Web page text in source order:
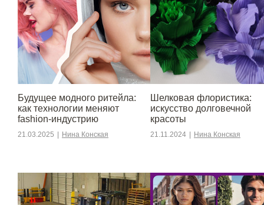
Будущее модного ритейла:
как технологии меняют
fashion-индустрию
21.03.2025 | Нина Конская
Шелковая флористика:
искусство долговечной
красоты
21.11.2024 | Нина Конская